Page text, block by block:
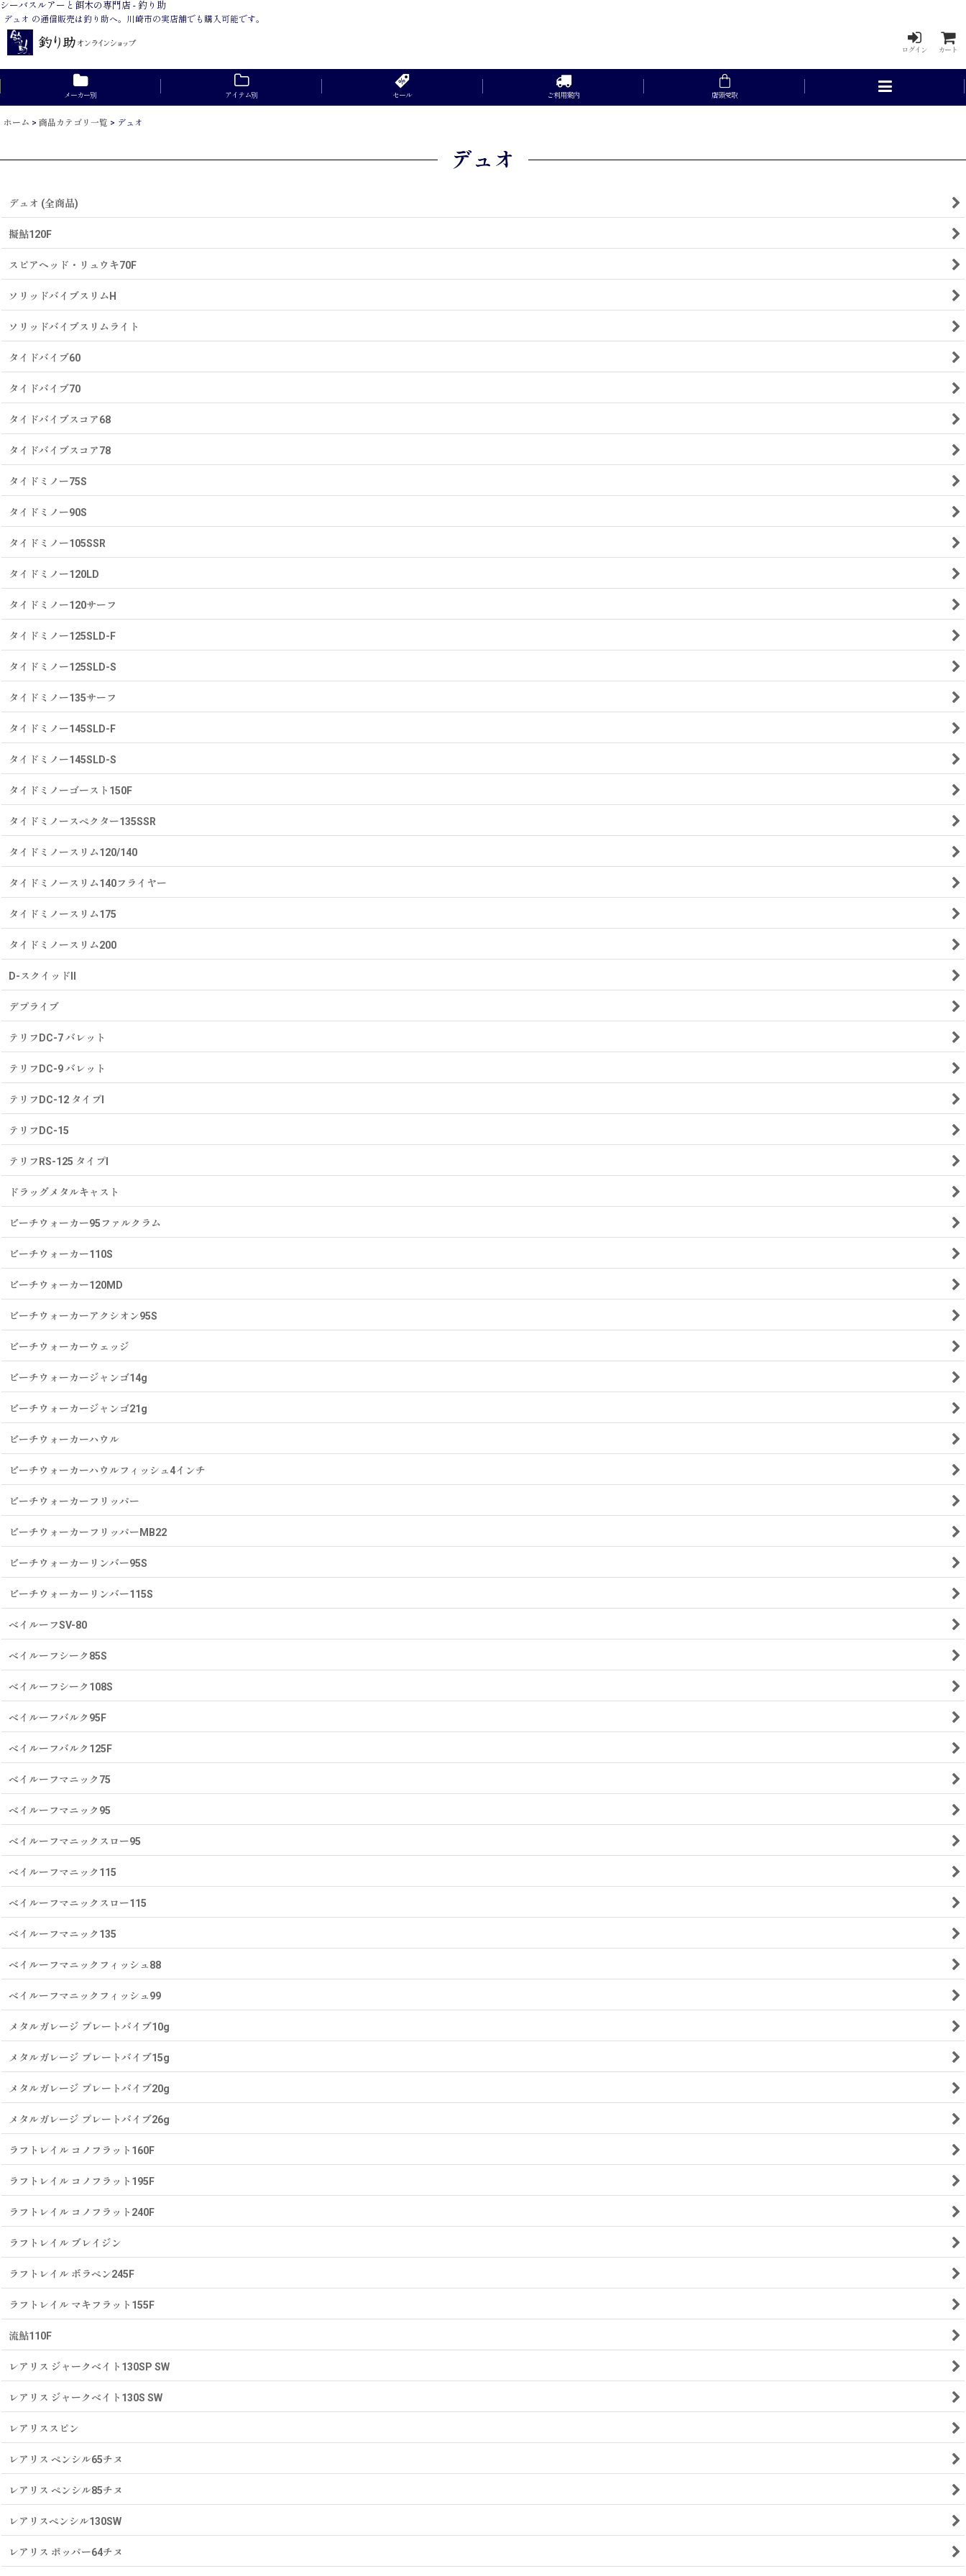
シーバスルアーと餌木の専門店 - 釣り助
デュオ の通信販売は釣り助へ。川崎市の実店舗でも購入可能です。
ログイン カート
メーカー別 アイテム別 セール ご利用案内 店頭受取
ホーム > 商品カテゴリ一覧 > デュオ
デュオ
デュオ (全商品)
擬鮎120F
スピアヘッド・リュウキ70F
ソリッドバイブスリムH
ソリッドバイブスリムライト
タイドバイブ60
タイドバイブ70
タイドバイブスコア68
タイドバイブスコア78
タイドミノー75S
タイドミノー90S
タイドミノー105SSR
タイドミノー120LD
タイドミノー120サーフ
タイドミノー125SLD-F
タイドミノー125SLD-S
タイドミノー135サーフ
タイドミノー145SLD-F
タイドミノー145SLD-S
タイドミノーゴースト150F
タイドミノースペクター135SSR
タイドミノースリム120/140
タイドミノースリム140フライヤー
タイドミノースリム175
タイドミノースリム200
D-スクイッドII
デプライブ
テリフDC-7 バレット
テリフDC-9 バレット
テリフDC-12 タイプI
テリフDC-15
テリフRS-125 タイプI
ドラッグメタルキャスト
ビーチウォーカー95ファルクラム
ビーチウォーカー110S
ビーチウォーカー120MD
ビーチウォーカーアクシオン95S
ビーチウォーカーウェッジ
ビーチウォーカージャンゴ14g
ビーチウォーカージャンゴ21g
ビーチウォーカーハウル
ビーチウォーカーハウルフィッシュ4インチ
ビーチウォーカーフリッパー
ビーチウォーカーフリッパーMB22
ビーチウォーカーリンバー95S
ビーチウォーカーリンバー115S
ベイルーフSV-80
ベイルーフシーク85S
ベイルーフシーク108S
ベイルーフバルク95F
ベイルーフバルク125F
ベイルーフマニック75
ベイルーフマニック95
ベイルーフマニックスロー95
ベイルーフマニック115
ベイルーフマニックスロー115
ベイルーフマニック135
ベイルーフマニックフィッシュ88
ベイルーフマニックフィッシュ99
メタルガレージ プレートバイブ10g
メタルガレージ プレートバイブ15g
メタルガレージ プレートバイブ20g
メタルガレージ プレートバイブ26g
ラフトレイル コノフラット160F
ラフトレイル コノフラット195F
ラフトレイル コノフラット240F
ラフトレイル ブレイジン
ラフトレイル ボラペン245F
ラフトレイル マキフラット155F
流鮎110F
レアリス ジャークベイト130SP SW
レアリス ジャークベイト130S SW
レアリススピン
レアリス ペンシル65チヌ
レアリス ペンシル85チヌ
レアリスペンシル130SW
レアリス ポッパー64チヌ